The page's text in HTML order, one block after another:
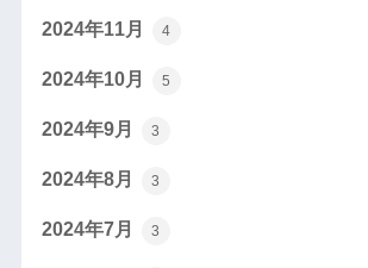
2024年11月 4
2024年10月 5
2024年9月 3
2024年8月 3
2024年7月 3